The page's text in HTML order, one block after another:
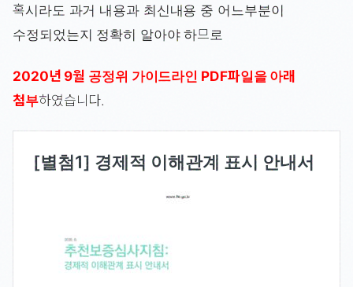
혹시라도 과거 내용과 최신내용 중 어느부분이
수정되었는지 정확히 알아야 하므로
2020년 9월 공정위 가이드라인 PDF파일을 아래
첨부하였습니다.